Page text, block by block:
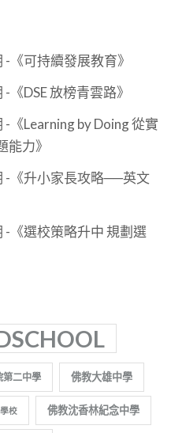
《可持續發展教育》
《DSE 放榜青雲路》
-《Learning by Doing 從實
力》
-《升小家長攻略──英文
-《選校策略升中 規劃選
第二中學 佛教大雄中學
校 佛教沈香林紀念中學